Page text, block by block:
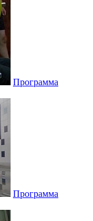
Программа
Программа